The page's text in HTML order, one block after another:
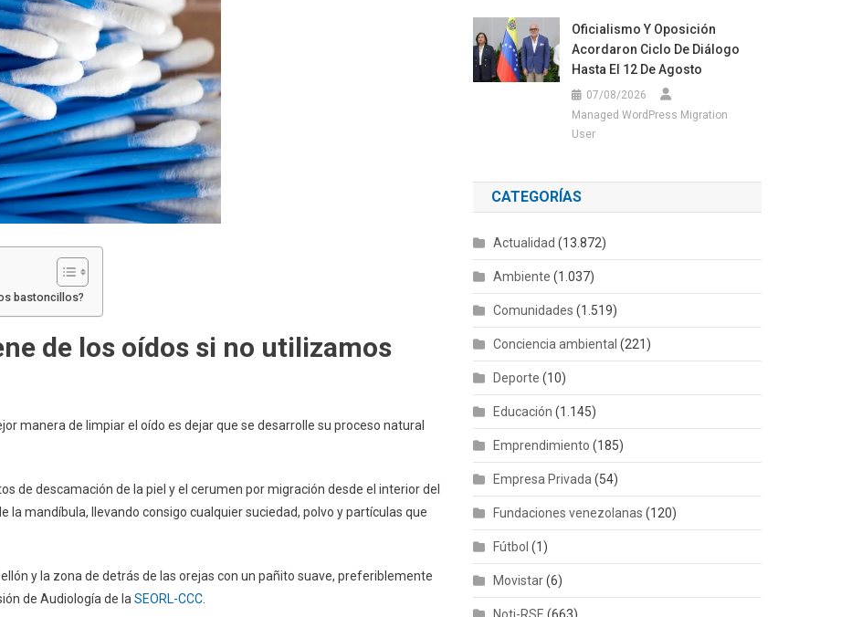
bastoncillos?
de los oídos si no utilizamos
manera de limpiar el oído es dejar que se desarrolle su proceso natural
de descamación de la piel y el cerumen por migración desde el interior del
mandíbula, llevando consigo cualquier suciedad, polvo y partículas que
y la zona de detrás de las orejas con un pañito suave, preferiblemente
de Audiología de la SEORL-CCC
Oficialismo Y Oposición
Acordaron Ciclo De Diálogo
Hasta El 12 De Agosto
07/08/2026
Managed WordPress Migration
User
CATEGORÍAS
Actualidad (13.872)
Ambiente (1.037)
Comunidades (1.519)
Conciencia ambiental (221)
Deporte (10)
Educación (1.145)
Emprendimiento (185)
Empresa Privada (54)
Fundaciones venezolanas (120)
Fútbol (1)
Movistar(6)